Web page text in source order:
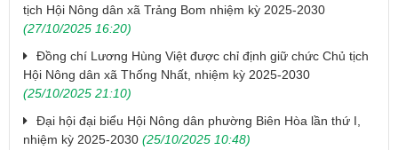
tịch Hội Nông dân xã Trảng Bom nhiệm kỳ 2025-2030
(27/10/2025 16:20)
Đồng chí Lương Hùng Việt được chỉ định giữ chức Chủ tịch
Hội Nông dân xã Thống Nhất, nhiệm kỳ 2025-2030
(25/10/2025 21:10)
Đại hội đại biểu Hội Nông dân phường Biên Hòa lần thứ I,
nhiệm kỳ 2025-2030 (25/10/2025 10:48)